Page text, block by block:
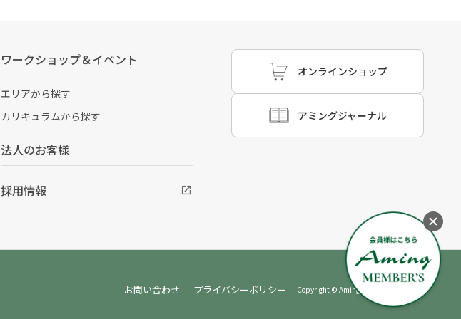
ワークショップ＆イベント
エリアから探す
カリキュラムから探す
法人のお客様
採用情報
オンラインショップ
アミングジャーナル
お問い合わせ プライバシーポリシー Copyright © Aming, All rights reserved.